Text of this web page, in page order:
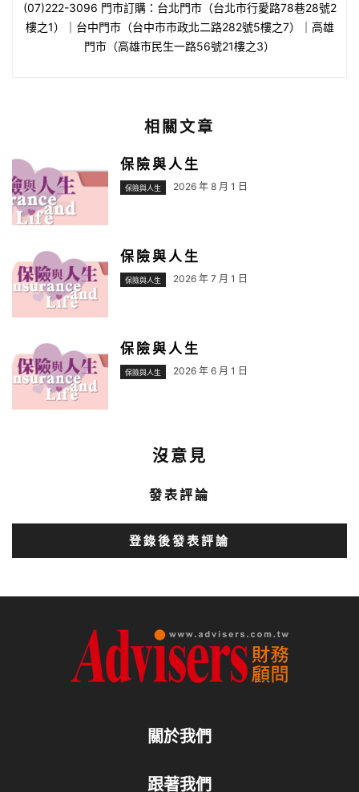
(07)222-3096 門市訂購：台北門市（台北市行愛路78巷28號2
樓之1）｜台中門市（台中市市政北二路282號5樓之7）｜高雄
門市（高雄市民生一路56號21樓之3）
相關文章
保險與人生
保險與人生 2026 年 8 月 1 日
保險與人生
保險與人生 2026 年 7 月 1 日
保險與人生
保險與人生 2026 年 6 月 1 日
沒意見
發表評論
登錄後發表評論
關於我們
跟著我們